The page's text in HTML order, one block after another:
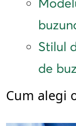
Stilul
de
Cum alegi